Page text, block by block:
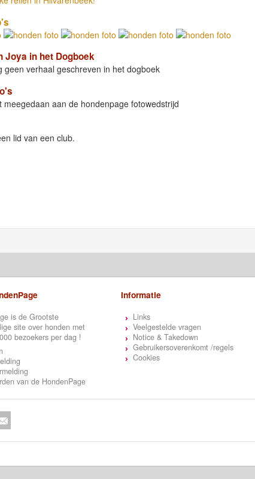
Joya in het Dogboek
geen verhaal geschreven in het dogboek
meegedaan aan de hondenpage fotowedstrijd
lid van een club.
is de Grootste
site over honden met
bezoekers per dag !
van de HondenPage
Informatie
Links
Veelgestelde vragen
Notice & Takedown
Gebruikersoverenkomt /regels
Cookies